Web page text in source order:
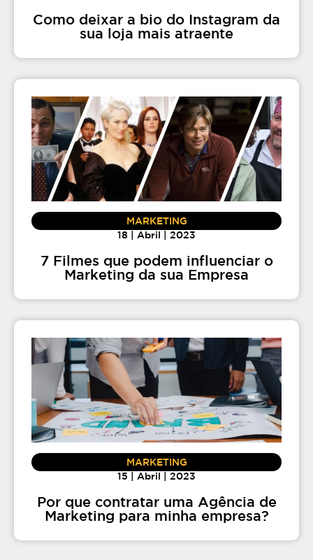
Como deixar a bio do Instagram da
sua loja mais atraente
MARKETING
18 | Abril | 2023
7 Filmes que podem influenciar o
Marketing da sua Empresa
MARKETING
15 | Abril | 2023
Por que contratar uma Agência de
Marketing para minha empresa?